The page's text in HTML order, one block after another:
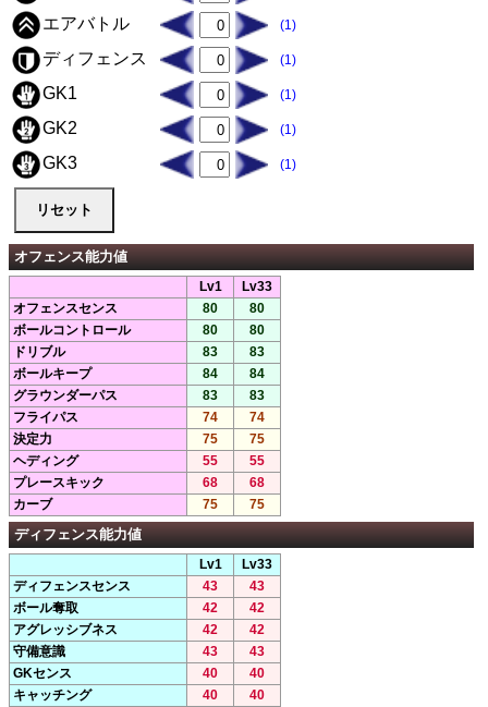
エアバトル (1)
ディフェンス (1)
GK1 (1)
GK2 (1)
GK3 (1)
オフェンス能力値
Lv1
Lv33
オフェンスセンス
80
80
ボールコントロール
80
80
ドリブル
83
83
ボールキープ
84
84
グラウンダーパス
83
83
フライパス
74
74
決定力
75
75
ヘディング
55
55
プレースキック
68
68
カーブ
75 75
ディフェンス能力値
Lv1
Lv33
ディフェンスセンス
43
43
ボール奪取
42
42
アグレッシブネス
42
42
守備意識
43
43
GKセンス
40
40
キャッチング
40 40